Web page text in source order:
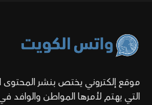
موقع إلكتروني يختص بنشر
التي يهتم لأمرها المواطن والوافد